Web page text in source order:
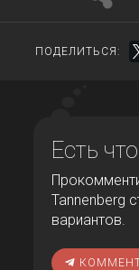
ПОДЕЛИТЬСЯ:
Есть
Tannenberg
вариантов.